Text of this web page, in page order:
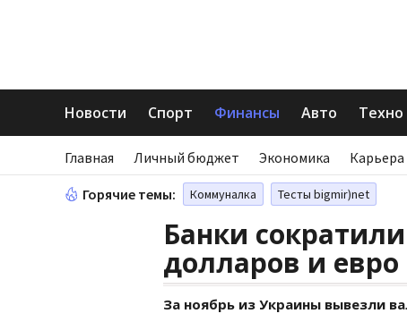
Новости Спорт Финансы Авто Техно
Главная Личный бюджет Экономика
Горячие темы: Коммуналка Тесты bigmir)net
Банки
долларов и
За ноябрь из Украины вывезли